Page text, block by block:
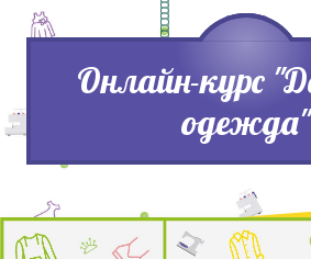
Онлайн-курс
одежда"